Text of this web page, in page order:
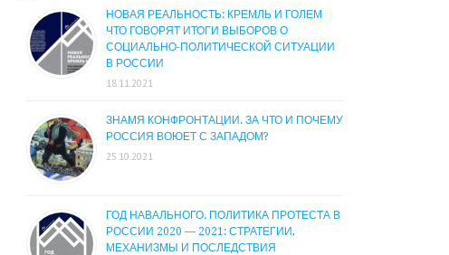
НОВАЯ РЕАЛЬНОСТЬ: КРЕМЛЬ И ГОЛЕМ
ЧТО ГОВОРЯТ ИТОГИ ВЫБОРОВ О
СОЦИАЛЬНО-ПОЛИТИЧЕСКОЙ СИТУАЦИИ
В РОССИИ
18.11.2021
ЗНАМЯ КОНФРОНТАЦИИ. ЗА ЧТО И ПОЧЕМУ
РОССИЯ ВОЮЕТ С ЗАПАДОМ?
25.10.2021
ГОД НАВАЛЬНОГО. ПОЛИТИКА ПРОТЕСТА В
РОССИИ 2020 — 2021: СТРАТЕГИИ,
МЕХАНИЗМЫ И ПОСЛЕДСТВИЯ